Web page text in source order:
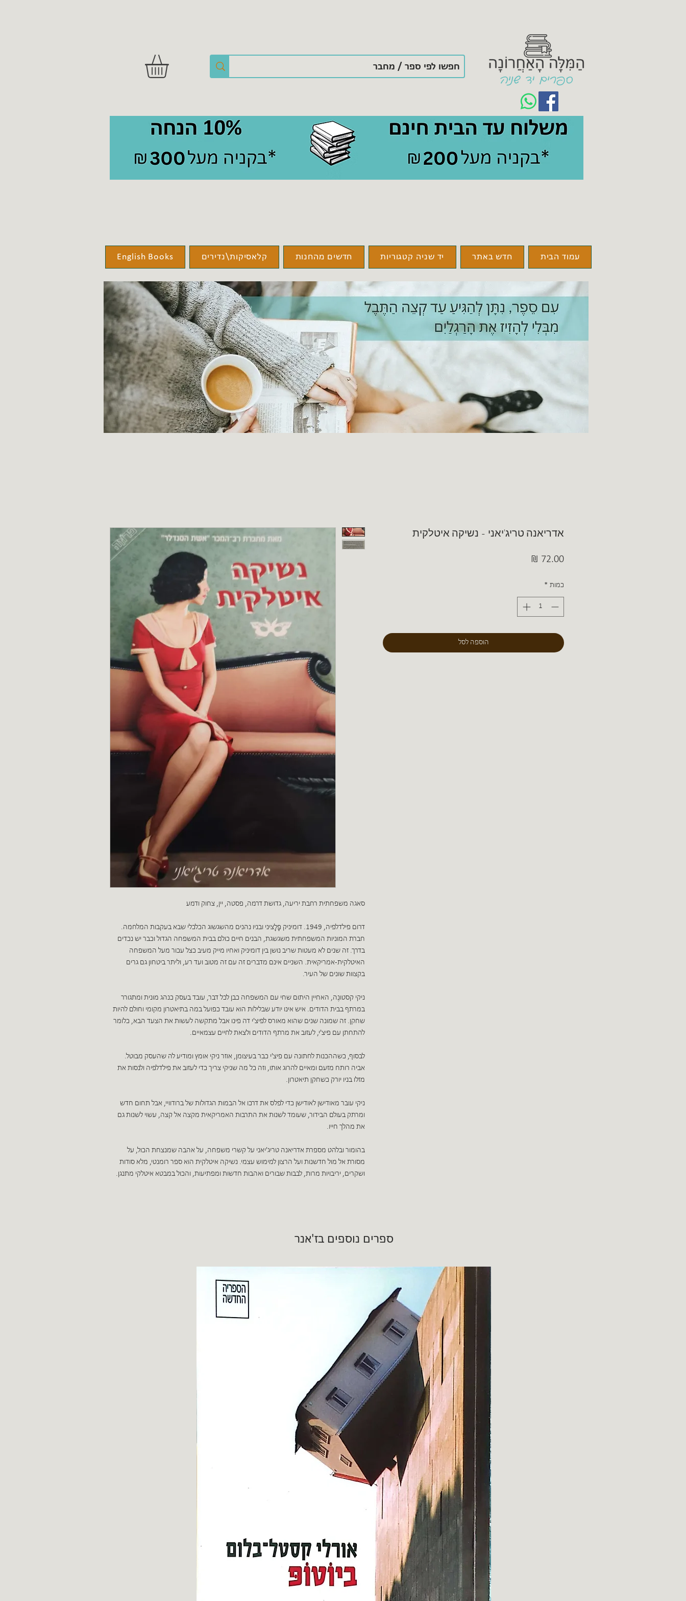
עמוד הבית חדש באתר יד שניה קטגוריות חדשים מהחנות קלאסיקות\נדירים English Books
סאגה משפחתית רחבת יריעה, גדושת דרמה, פסטה, יין, צחוק ודמע
דרום פילדלפיה, 1949. דומיניק פָּלָציני ובניו נהנים מהשגשוג הכלכלי שבא בעקבות המלחמה.
חברת המוניות המשפחתית משגשגת, הבנים חיים כולם בבית המשפחה הגדול וכבר יש נכדים
בדרך. זה שנים לא מעטות שריב נושן בין דומיניק ואחיו מייק מעיב כצל עכור מעל המשפחה
האיטלקית-אמריקאית. השניים אינם מדברים זה עם זה מטוב ועד רע, וליתר ביטחון גם גרים
בקצוות שונים של העיר.
ניקי קסטונֶה, האחיין היתום שחי עם המשפחה כבן לכל דבר, עובד בעסק כנהג מונית ומתגורר
במרתף בבית הדודים. איש אינו יודע שבלילות הוא עובד כפועל במה בתיאטרון מקומי וחולם להיות
שחקן. זה שמונה שנים שהוא מאורס לפיצ'י דה פינו אבל מתקשה לעשות את הצעד הבא, כלומר
להתחתן עם פיצ'י, לעזוב את מרתף הדודים ולצאת לחיים עצמאיים.
לבסוף, כשההכנות לחתונה עם פיצ'י כבר בעיצומן, אוזר ניקי אומץ ומודיע לה שהעסק מבוטל.
אביה רותח מזעם ומאיים להרוג אותו, וזה כל מה שניקי צריך כדי לעזוב את פילדלפיה ולנסות את
מזלו בניו יורק כשחקן תיאטרון.
ניקי עובר מאודישן לאודישן כדי לפלס את דרכו אל הבמות הגדולות של ברודוויי, אבל תחום חדש
ומרתק בעולם הבידור, שעומד לשנות את התרבות האמריקאית מקצה אל קצה, עשוי לשנות גם
את מהלך חייו.
בהומור ובלהט מספרת אדריאנה טריג'יאני על קשרי משפחה, על אהבה שמנצחת הכול, על
מסורת אל מול חדשנות ועל הרצון למימוש עצמי. נשיקה איטלקית הוא ספר רומנטי, מלא סודות
ושקרים, יריבויות מרות, לבבות שבורים ואהבות חדשות ומפתיעות, והכול במבטא איטלקי מתנגן.
אדריאנה טריג'יאני - נשיקה איטלקית
כמות *
הוספה לסל
ספרים נוספים בז'אנר